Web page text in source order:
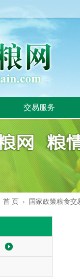
交易服务
首 页 › 国家政策粮食交